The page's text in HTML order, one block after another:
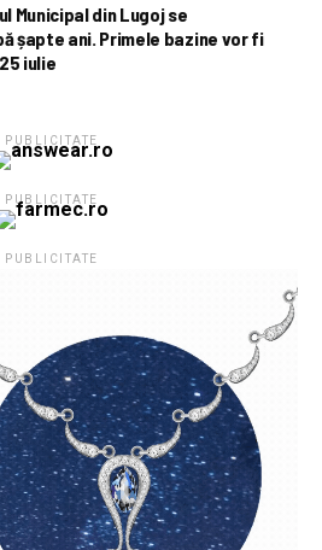
Municipal din Lugoj se
șapte ani. Primele bazine vor fi
iulie
PUBLICITATE
PUBLICITATE
PUBLICITATE